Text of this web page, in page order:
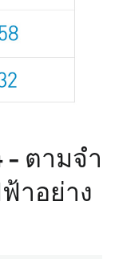
- ตามจํา
าอย่าง